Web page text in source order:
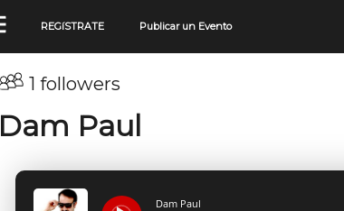
REGíSTRATE Publicar un Evento
1 followers
Dam Paul
Dam Paul